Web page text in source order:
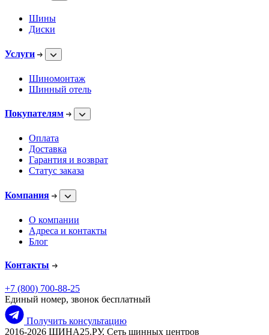
Шины
Диски
Услуги
Шиномонтаж
Шинный отель
Покупателям
Оплата
Доставка
Гарантия и возврат
Статус заказа
Компания
О компании
Адреса и контакты
Блог
Контакты
+7 (800) 700-88-25
Единый номер, звонок бесплатный
Получить консультацию
2016-2026 ШИНА25.РУ, Сеть шинных центров